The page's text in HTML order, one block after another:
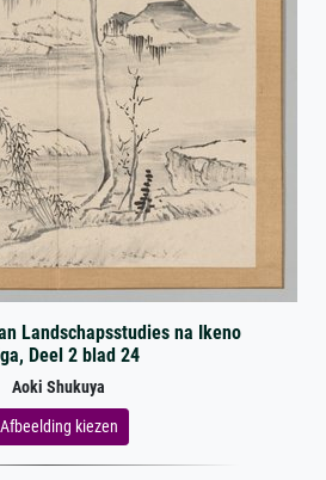
Landschapsstudies na Ikeno
Deel 2 blad 24
Aoki Shukuya
Afbeelding kiezen